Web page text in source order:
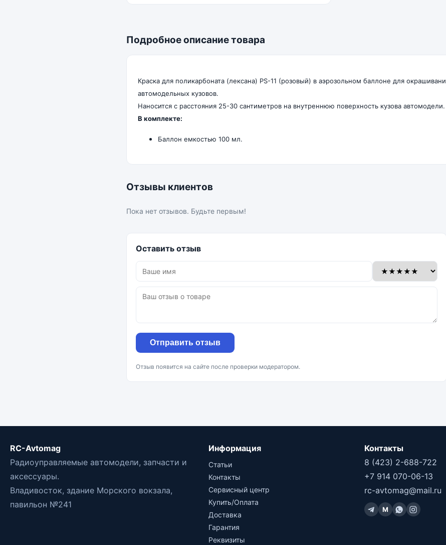
Подробное описание товара
Краска для поликарбоната (лексана) PS-11 (розовый) в аэрозольном баллоне для
автомодельных кузовов.
Наносится с расстояния 25-30 сантиметров на внутреннюю поверхность кузова автомодели.
В комплекте:
Баллон емкостью 100 мл.
Отзывы клиентов
Пока нет отзывов. Будьте первым!
Оставить отзыв
Отправить отзыв
Отзыв появится на сайте после проверки модератором.
RC-Avtomag
Радиоуправляемые автомодели, запчасти и
аксессуары.
Владивосток, здание Морского вокзала,
павильон №241
Информация
Статьи
Контакты
Сервисный центр
Купить/Оплата
Доставка
Гарантия
Реквизиты
Контакты
8 (423) 2-688-722
+7 914 070-06-13
rc-avtomag@mail.ru
M